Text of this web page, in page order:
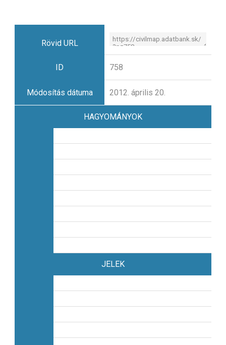
Rövid URL
ID 758
Módosítás dátuma 2012. április 20.
HAGYOMÁNYOK
JELEK